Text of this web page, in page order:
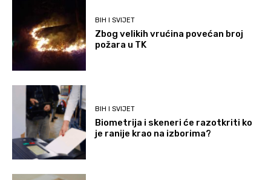
BIH I SVIJET
Zbog velikih vrućina povećan broj
požara u TK
BIH I SVIJET
Biometrija i skeneri će razotkriti ko
je ranije krao na izborima?